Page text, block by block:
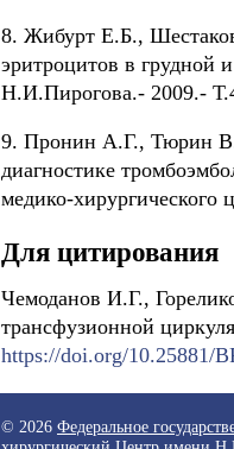
8. Жибурт Е.Б.,
эритроцитов в грудной
Н.И.Пирогова.- 2009.-
9. Пронин А.Г., Тюрин
диагностике
медико-
Для цитирования
Чемоданов И.Г.,
трансфузионной
https://doi.org/10.25881/
© 2026 Федеральное